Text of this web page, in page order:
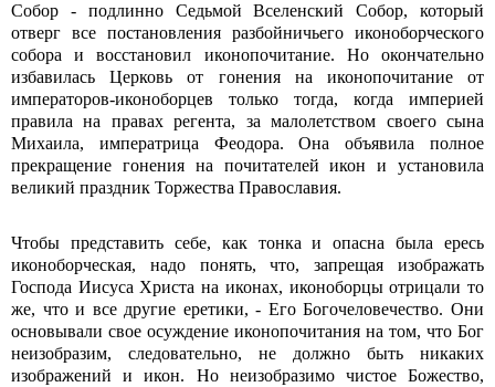
Собор - подлинно Седьмой Вселенский Собор, который
отверг все постановления разбойничьего иконоборческого
собора и восстановил иконопочитание. Но окончательно
избавилась Церковь от гонения на иконопочитание от
императоров-иконоборцев только тогда, когда империей
правила на правах регента, за малолетством своего сына
Михаила, императрица Феодора. Она объявила полное
прекращение гонения на почитателей икон и установила
великий праздник Торжества Православия.
Чтобы представить себе, как тонка и опасна была ересь
иконоборческая, надо понять, что, запрещая изображать
Господа Иисуса Христа на иконах, иконоборцы отрицали то
же, что и все другие еретики, - Его Богочеловечество. Они
основывали свое осуждение иконопочитания на том, что Бог
неизобразим, следовательно, не должно быть никаких
изображений и икон. Но неизобразимо чистое Божество,